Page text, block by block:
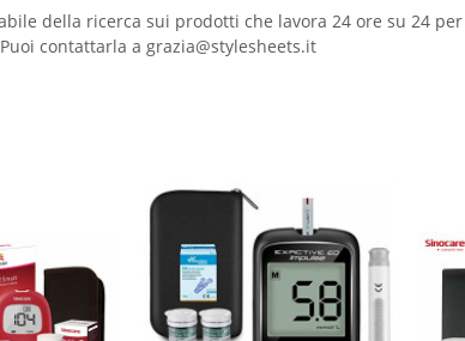
della ricerca sui prodotti che lavora 24 ore su 24
contattarla a grazia@stylesheets.it